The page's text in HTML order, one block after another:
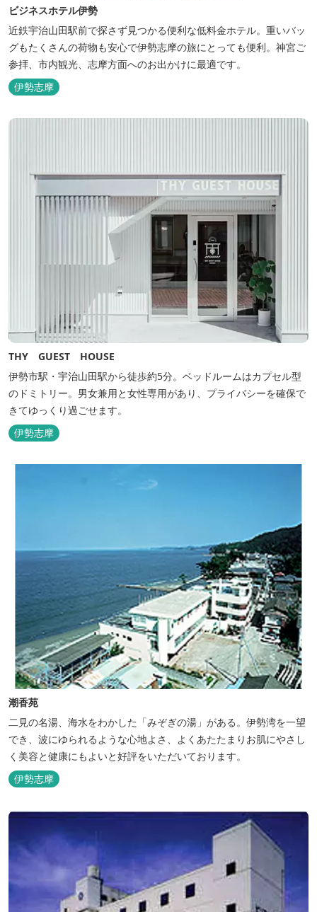
ビジネスホテル伊勢
近鉄宇治山田駅前で探さず見つかる便利な低料金ホテル。重いバッ
グもたくさんの荷物も安心で伊勢志摩の旅にとっても便利。神宮ご
参拝、市内観光、志摩方面へのお出かけに最適です。
伊勢志摩
THY GUEST HOUSE
伊勢市駅・宇治山田駅から徒歩約5分。ベッドルームはカプセル型
のドミトリー。男女兼用と女性専用があり、プライバシーを確保で
きてゆっくり過ごせます。
伊勢志摩
潮香苑
二見の名湯、海水をわかした「みぞぎの湯」がある。伊勢湾を一望
でき、波にゆられるような心地よさ、よくあたたまりお肌にやさし
く美容と健康にもよいと好評をいただいております。
伊勢志摩